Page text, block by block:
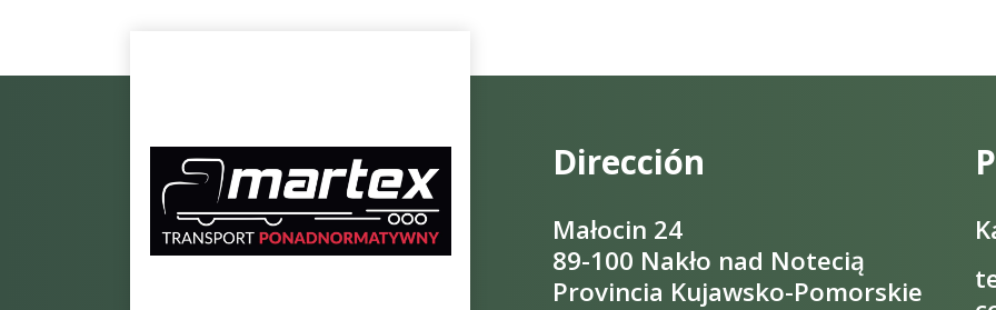
Dirección
Małocin 24
89-100 Nakło nad Notecią
Provincia Kujawsko-Pomorskie